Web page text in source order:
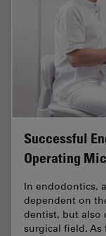
Successful
Operating
In endodontics,
dependent on
dentist, but also
surgical field.